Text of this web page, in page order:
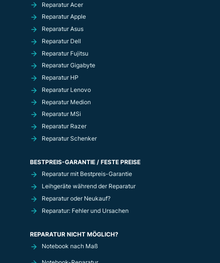
Reparatur Acer
Reparatur Apple
Reparatur Asus
Reparatur Dell
Reparatur Fujitsu
Reparatur Gigabyte
Reparatur HP
Reparatur Lenovo
Reparatur Medion
Reparatur MSi
Reparatur Razer
Reparatur Schenker
BESTPREIS-GARANTIE / FESTE PREISE
Reparatur mit Bestpreis-Garantie
Leihgeräte während der Reparatur
Reparatur oder Neukauf?
Reparatur: Fehler und Ursachen
REPARATUR NICHT MÖGLICH?
Notebook nach Maß